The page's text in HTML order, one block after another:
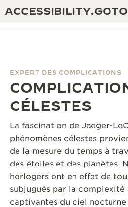
GARANTIE JAEGER-
GARANTIE DES MONTRES
GARANTIE ATMOS
THE GOLDEN RATIO
EXPOSITION « THE
TIMEKEEPER »
EXPOSITION « THE DREAM
INGÉNIOSITÉ : PLUS DE 1
SAVOIR-FAIRE : 108 MÉTIERS
EXPERT DES COMPLICATIONS
CÉLESTES
La fascination de Jaeger-
phénomènes célestes
de la mesure du temps à
des étoiles et des planètes.
horlogers ont en effet de
subjugués par la complexité
captivantes du ciel